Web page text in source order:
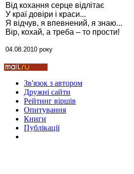
Стамбул 2010
Від кохання серце відлітає
У краї довіри і краси...
Я відчув, я впевнений, я знаю...
Вір, кохай, а треба – то прости!
04.08.2010 року
Зв'язок з автором
Дружні cайти
Рейтинг віршів
Опитування
Книги
Публікації